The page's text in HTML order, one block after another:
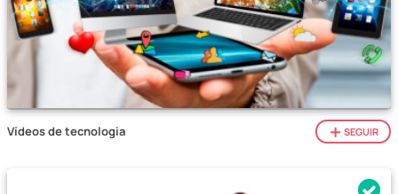
Vídeos de tecnologia SEGUIR